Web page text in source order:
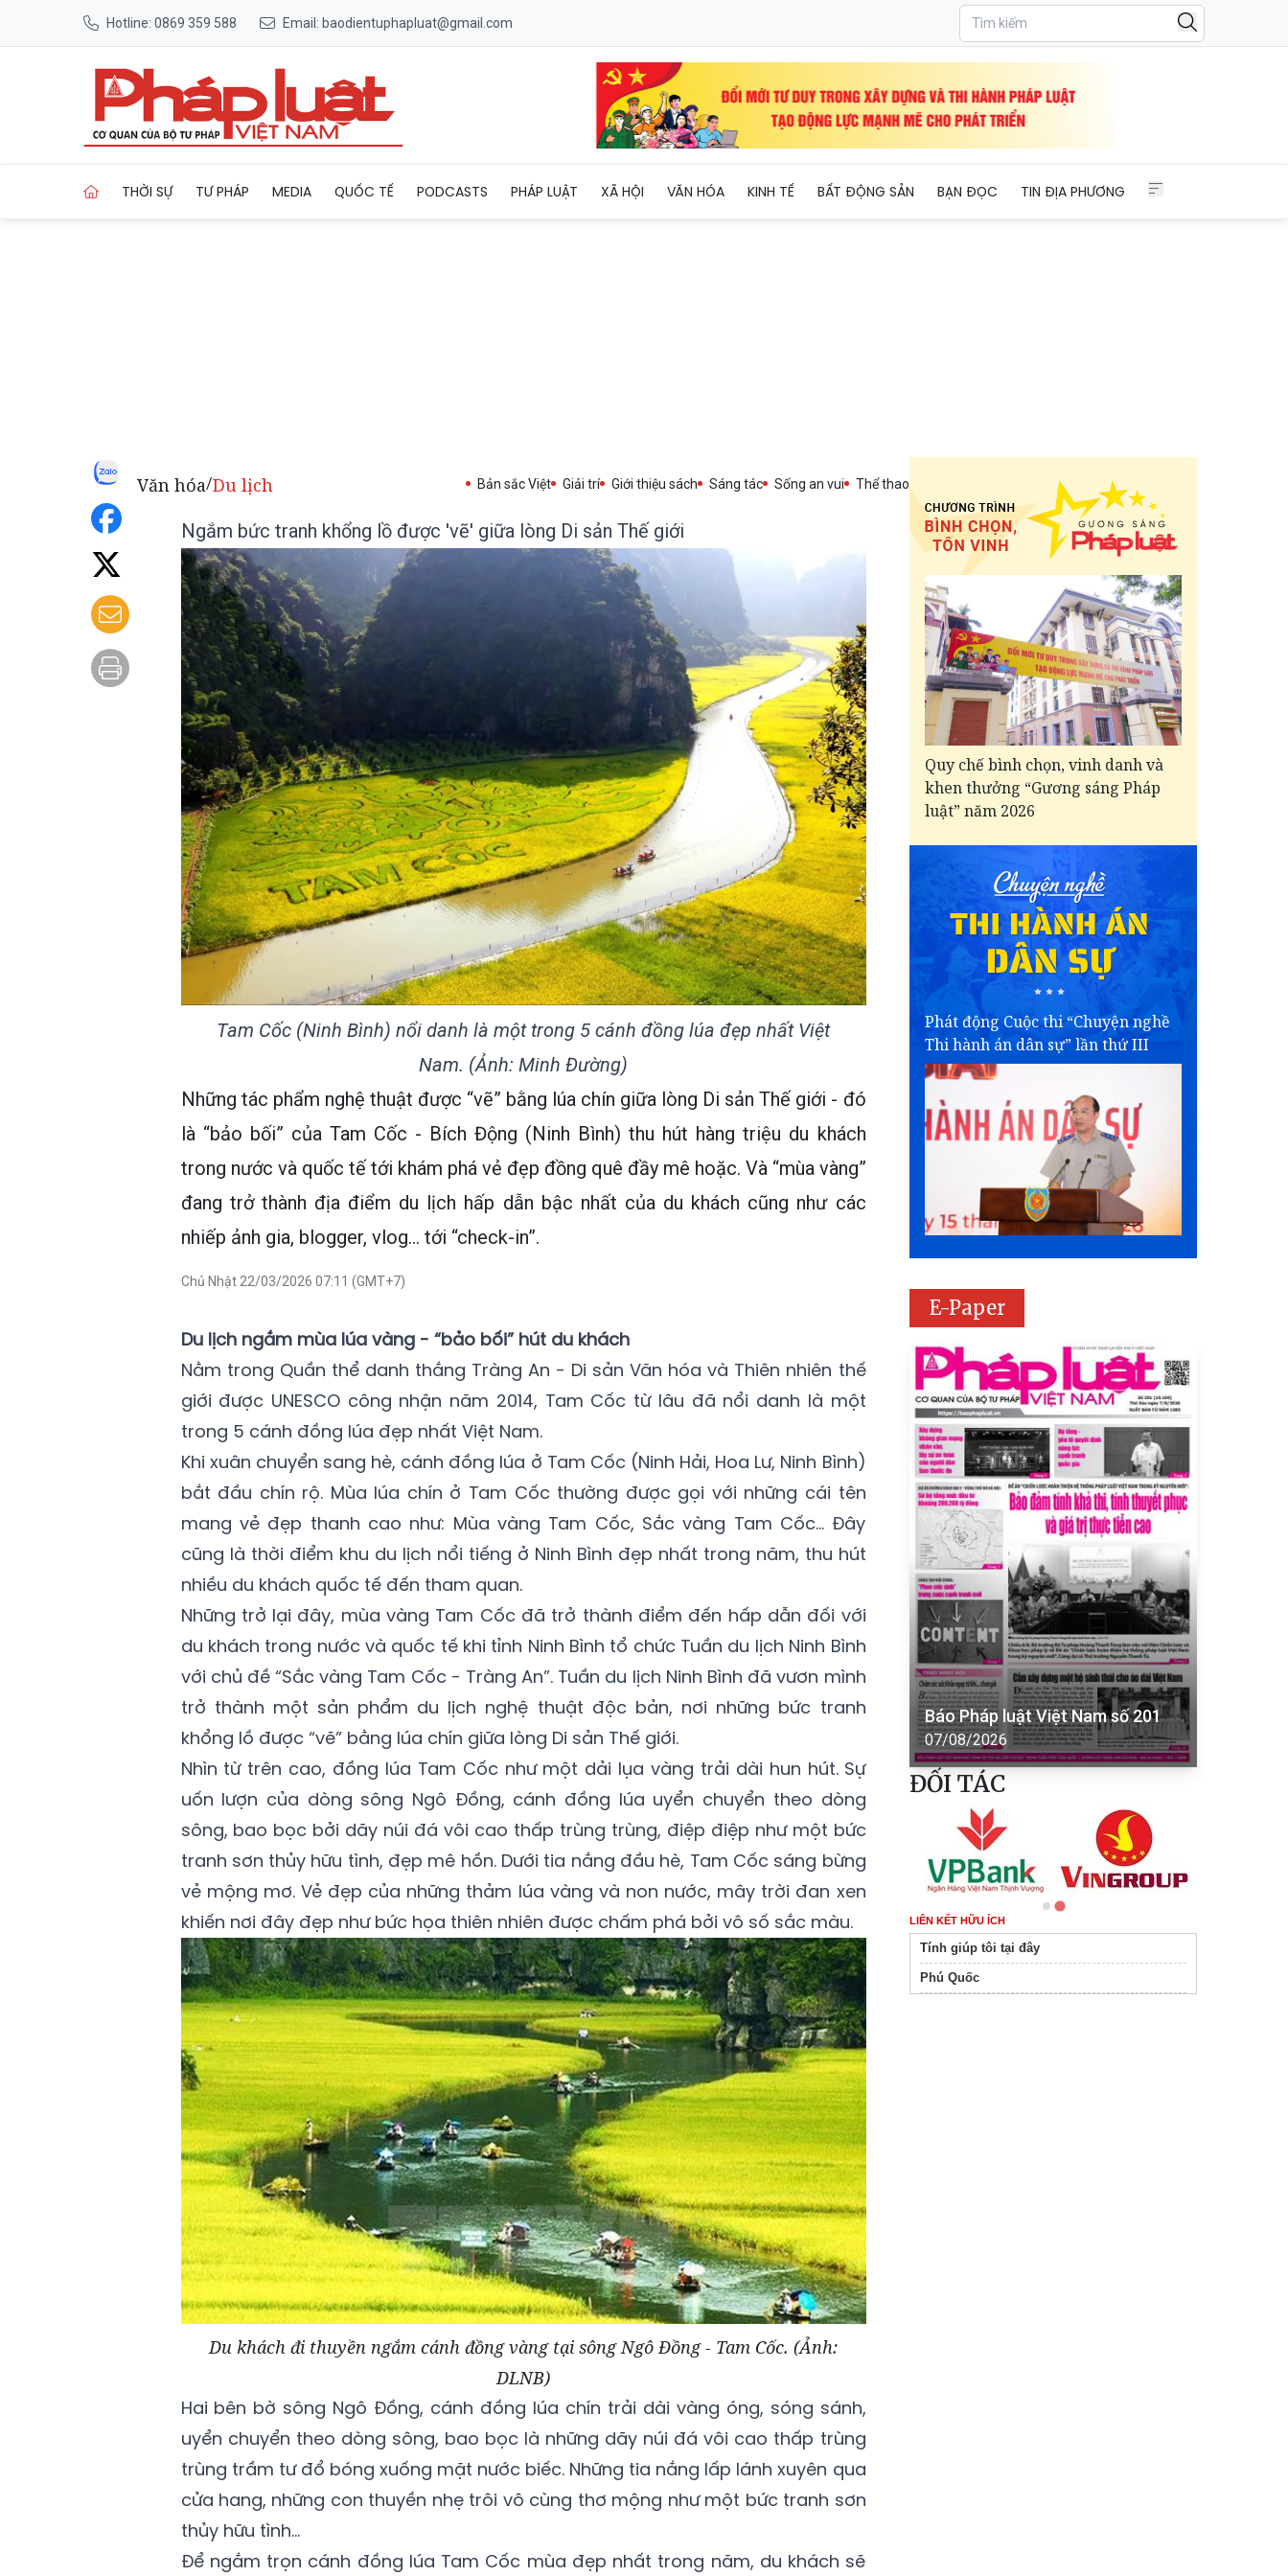
Hotline: 0869 359 588 Email: baodientuphapluat@gmail.com
THỜI SỰ TƯ PHÁP MEDIA QUỐC TẾ PODCASTS PHÁP LUẬT XÃ HỘI VĂN HÓA KINH TẾ BẤT ĐỘNG SẢN BẠN ĐỌC TIN ĐỊA PHƯƠNG
Văn hóa/Du lịch Bản sắc Việt Giải trí Giới thiệu sách Sáng tác Sống an vui Thể thao
Ngắm bức tranh khổng lồ được 'vẽ' giữa lòng Di sản Thế giới
Tam Cốc (Ninh Bình) nổi danh là một trong 5 cánh đồng lúa đẹp nhất Việt
Nam. (Ảnh: Minh Đường)
Những tác phẩm nghệ thuật được “vẽ” bằng lúa chín giữa lòng Di sản Thế giới - đó
là “bảo bối” của Tam Cốc - Bích Động (Ninh Bình) thu hút hàng triệu du khách
trong nước và quốc tế tới khám phá vẻ đẹp đồng quê đầy mê hoặc. Và “mùa vàng”
đang trở thành địa điểm du lịch hấp dẫn bậc nhất của du khách cũng như các
nhiếp ảnh gia, blogger, vlog... tới “check-in”.
Chủ Nhật 22/03/2026 07:11 (GMT+7)
Du lịch ngắm mùa lúa vàng - “bảo bối” hút du khách
Nằm trong Quần thể danh thắng Tràng An - Di sản Văn hóa và Thiên nhiên thế
giới được UNESCO công nhận năm 2014, Tam Cốc từ lâu đã nổi danh là một
trong 5 cánh đồng lúa đẹp nhất Việt Nam.
Khi xuân chuyển sang hè, cánh đồng lúa ở Tam Cốc (Ninh Hải, Hoa Lư, Ninh Bình)
bắt đầu chín rộ. Mùa lúa chín ở Tam Cốc thường được gọi với những cái tên
mang vẻ đẹp thanh cao như: Mùa vàng Tam Cốc, Sắc vàng Tam Cốc... Đây
cũng là thời điểm khu du lịch nổi tiếng ở Ninh Bình đẹp nhất trong năm, thu hút
nhiều du khách quốc tế đến tham quan.
Những trở lại đây, mùa vàng Tam Cốc đã trở thành điểm đến hấp dẫn đối với
du khách trong nước và quốc tế khi tỉnh Ninh Bình tổ chức Tuần du lịch Ninh Bình
với chủ đề “Sắc vàng Tam Cốc - Tràng An”. Tuần du lịch Ninh Bình đã vươn mình
trở thành một sản phẩm du lịch nghệ thuật độc bản, nơi những bức tranh
khổng lồ được “vẽ” bằng lúa chín giữa lòng Di sản Thế giới.
Nhìn từ trên cao, đồng lúa Tam Cốc như một dải lụa vàng trải dài hun hút. Sự
uốn lượn của dòng sông Ngô Đồng, cánh đồng lúa uyển chuyển theo dòng
sông, bao bọc bởi dãy núi đá vôi cao thấp trùng trùng, điệp điệp như một bức
tranh sơn thủy hữu tình, đẹp mê hồn. Dưới tia nắng đầu hè, Tam Cốc sáng bừng
vẻ mộng mơ. Vẻ đẹp của những thảm lúa vàng và non nước, mây trời đan xen
khiến nơi đây đẹp như bức họa thiên nhiên được chấm phá bởi vô số sắc màu.
Du khách đi thuyền ngắm cánh đồng vàng tại sông Ngô Đồng - Tam Cốc. (Ảnh:
DLNB)
Hai bên bờ sông Ngô Đồng, cánh đồng lúa chín trải dài vàng óng, sóng sánh,
uyển chuyển theo dòng sông, bao bọc là những dãy núi đá vôi cao thấp trùng
trùng trầm tư đổ bóng xuống mặt nước biếc. Những tia nắng lấp lánh xuyên qua
cửa hang, những con thuyền nhẹ trôi vô cùng thơ mộng như một bức tranh sơn
thủy hữu tình…
Để ngắm trọn cánh đồng lúa Tam Cốc mùa đẹp nhất trong năm, du khách sẽ
Quy chế bình chọn, vinh danh và
khen thưởng “Gương sáng Pháp
luật” năm 2026
Phát động Cuộc thi “Chuyện nghề
Thi hành án dân sự” lần thứ III
E-Paper
Báo Pháp luật Việt Nam số 201
07/08/2026
ĐỐI TÁC
LIÊN KẾT HỮU ÍCH
Tính giúp tôi tại đây
Phú Quốc